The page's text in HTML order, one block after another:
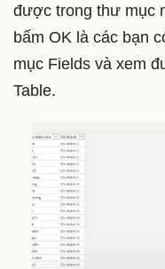
được trong thư mục
bấm OK là các bạn
mục Fields và xem
Table.